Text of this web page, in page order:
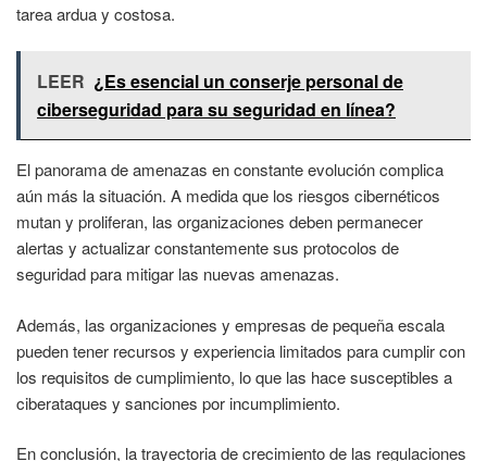
tarea ardua y costosa.
LEER ¿Es esencial un conserje personal de
ciberseguridad para su seguridad en línea?
El panorama de amenazas en constante evolución complica
aún más la situación. A medida que los riesgos cibernéticos
mutan y proliferan, las organizaciones deben permanecer
alertas y actualizar constantemente sus protocolos de
seguridad para mitigar las nuevas amenazas.
Además, las organizaciones y empresas de pequeña escala
pueden tener recursos y experiencia limitados para cumplir con
los requisitos de cumplimiento, lo que las hace susceptibles a
ciberataques y sanciones por incumplimiento.
En conclusión, la trayectoria de crecimiento de las regulaciones